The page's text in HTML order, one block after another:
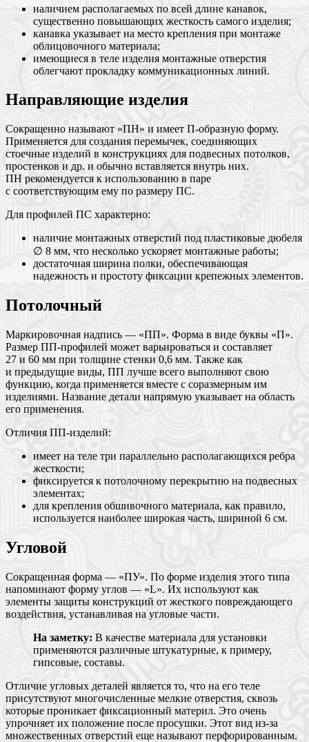
наличием располагаемых по всей длине канавок,
существенно повышающих жесткость самого изделия;
канавка указывает на место крепления при монтаже
облицовочного материала;
имеющиеся в теле изделия монтажные отверстия
облегчают прокладку коммуникационных линий.
Направляющие изделия
Сокращенно называют «ПН» и имеет П-образную форму.
Применяется для создания перемычек, соединяющих
стоечные изделий в конструкциях для подвесных потолков,
простенков и др. и обычно вставляется внутрь них.
ПН рекомендуется к использованию в паре
с соответствующим ему по размеру ПС.
Для профилей ПС характерно:
наличие монтажных отверстий под пластиковые дюбеля
∅ 8 мм, что несколько ускоряет монтажные работы;
достаточная ширина полки, обеспечивающая
надежность и простоту фиксации крепежных элементов.
Потолочный
Маркировочная надпись — «ПП». Форма в виде буквы «П».
Размер ПП-профилей может варьироваться и составляет
27 и 60 мм при толщине стенки 0,6 мм. Также как
и предыдущие виды, ПП лучше всего выполняют свою
функцию, когда применяется вместе с соразмерным им
изделиями. Название детали напрямую указывает на область
его применения.
Отличия ПП-изделий:
имеет на теле три параллельно располагающихся ребра
жесткости;
фиксируется к потолочному перекрытию на подвесных
элементах;
для крепления обшивочного материала, как правило,
используется наиболее широкая часть, шириной 6 см.
Угловой
Сокращенная форма — «ПУ». По форме изделия этого типа
напоминают форму углов — «L». Их используют как
элементы защиты конструкций от жесткого повреждающего
воздействия, устанавливая на угловые части.
На заметку: В качестве материала для установки
применяются различные штукатурные, к примеру,
гипсовые, составы.
Отличие угловых деталей является то, что на его теле
присутствуют многочисленные мелкие отверстия, сквозь
которые проникает фиксационный материл. Это очень
упрочняет их положение после просушки. Этот вид из-за
множественных отверстий еще называют перфорированным.